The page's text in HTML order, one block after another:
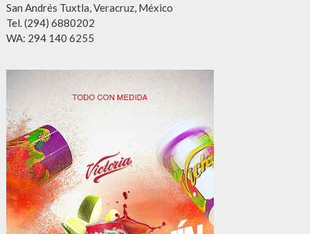
San Andrés Tuxtla, Veracruz, México
Tel. (294) 6880202
WA: 294 140 6255